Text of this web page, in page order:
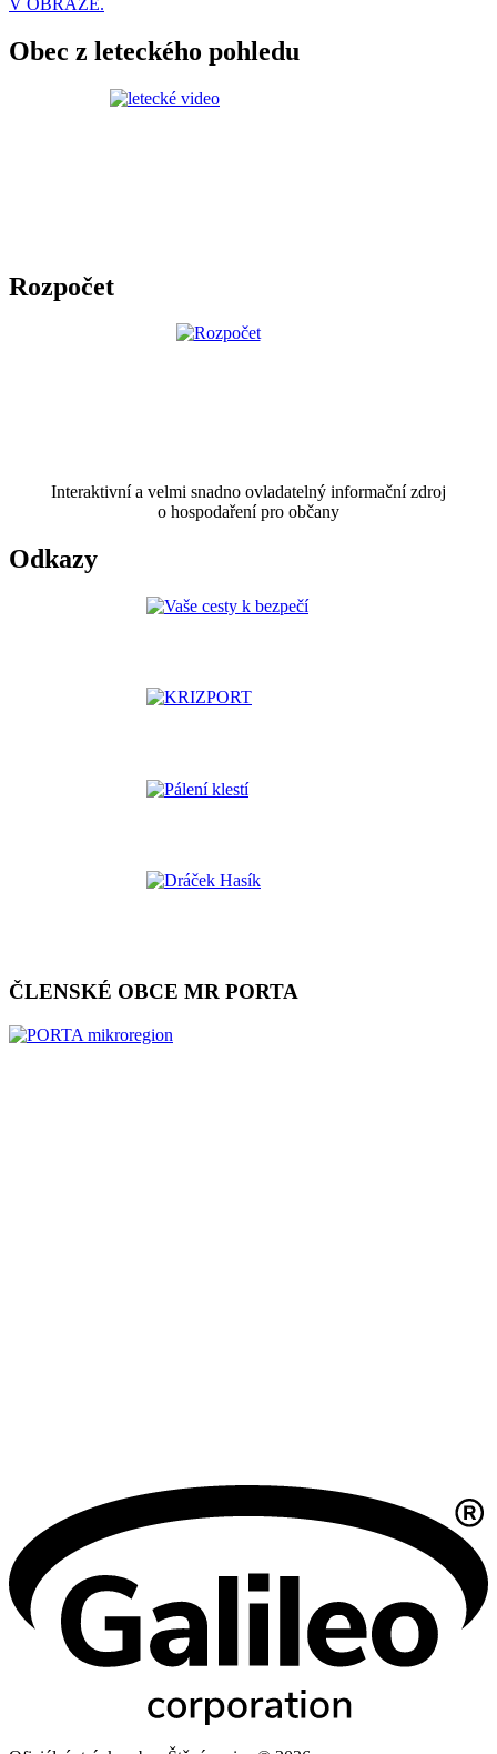
Obec z leteckého pohledu
Rozpočet
Interaktivní a velmi snadno ovladatelný informační zdroj
o hospodaření pro občany
Odkazy
ČLENSKÉ OBCE MR PORTA